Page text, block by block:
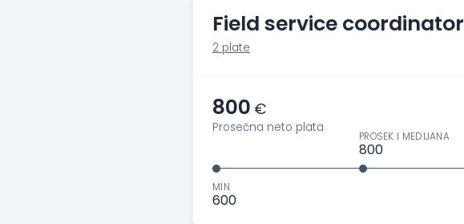
Field service coordinator
2 plate
800 €
Prosečna neto plata
MIN
600
PROSEK I MEDIJANA
800